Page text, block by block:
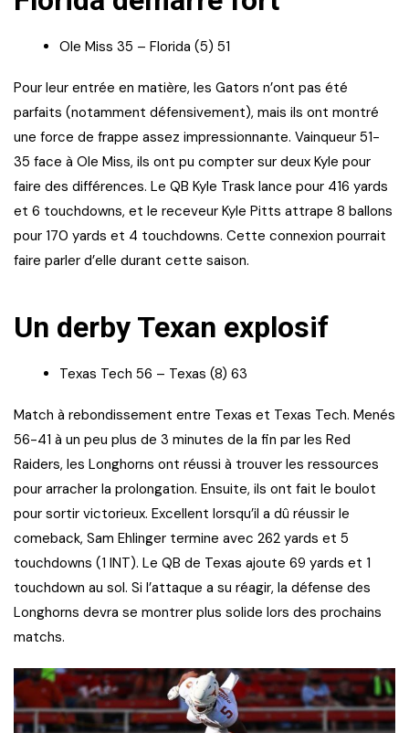
Ole Miss 35 – Florida (5) 51
Pour leur entrée en matière, les Gators n’ont pas été
parfaits (notamment défensivement), mais ils ont montré
une force de frappe assez impressionnante. Vainqueur 51-
35 face à Ole Miss, ils ont pu compter sur deux Kyle pour
faire des différences. Le QB Kyle Trask lance pour 416 yards
et 6 touchdowns, et le receveur Kyle Pitts attrape 8 ballons
pour 170 yards et 4 touchdowns. Cette connexion pourrait
faire parler d’elle durant cette saison.
Un derby Texan explosif
Texas Tech 56 – Texas (8) 63
Match à rebondissement entre Texas et Texas Tech. Menés
56-41 à un peu plus de 3 minutes de la fin par les Red
Raiders, les Longhorns ont réussi à trouver les ressources
pour arracher la prolongation. Ensuite, ils ont fait le boulot
pour sortir victorieux. Excellent lorsqu’il a dû réussir le
comeback, Sam Ehlinger termine avec 262 yards et 5
touchdowns (1 INT). Le QB de Texas ajoute 69 yards et 1
touchdown au sol. Si l’attaque a su réagir, la défense des
Longhorns devra se montrer plus solide lors des prochains
matchs.